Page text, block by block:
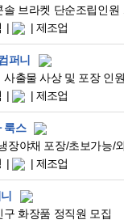
제조업
퍼니
제조업
룩스
제조업
구 화장품 정직원 모집